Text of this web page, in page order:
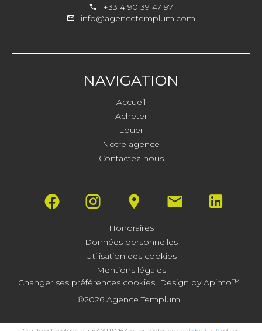
+33 4 90 39 47 97
info@agencetemplum.com
NAVIGATION
Accueil
Acheter
Louer
Notre agence
Contactez-nous
Honoraires
Données personnelles
Utilisation des cookies
Mentions légales
Changer ses préférences cookies Design byApimo™
©2026 Agence Templum